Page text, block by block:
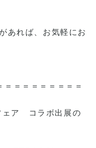
あれば、お気軽にお
＝＝＝＝＝＝＝＝＝
ェア コラボ出展の